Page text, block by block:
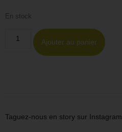
En stock
Ajouter au panier
Taguez-nous en story sur Instagram